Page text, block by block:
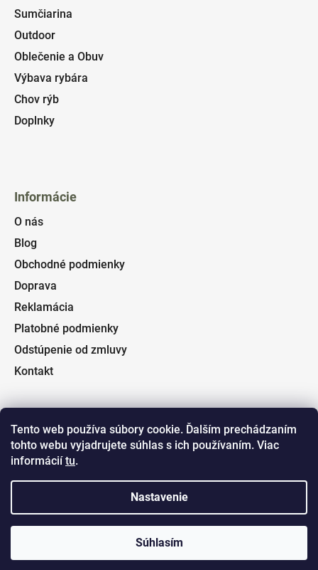
Tento web používa súbory cookie. Ďalším prechádzaním
tohto webu vyjadrujete súhlas s ich používaním. Viac
informáciítu.
Nastavenie
Súhlasím
Sumčiarina
Outdoor
Oblečenie a Obuv
Výbava rybára
Chov rýb
Doplnky
Informácie
O nás
Blog
Obchodné podmienky
Doprava
Reklamácia
Platobné podmienky
Odstúpenie od zmluvy
Kontakt
Facebook
Fishin.sk
Vytvoril Shoptet a
Copyright 2026Fishin.sk. Všetky práva vyhradené.